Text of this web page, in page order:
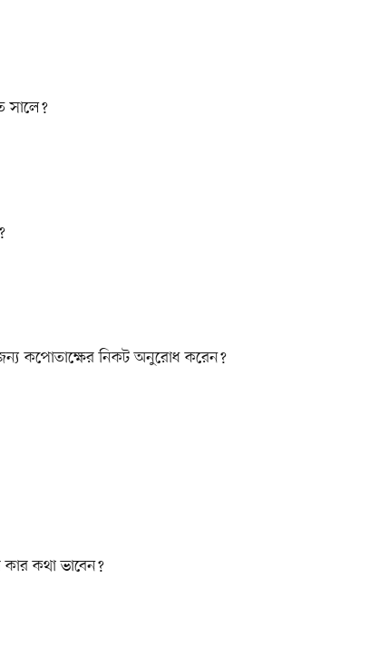
সালে?
কপোতাক্ষের নিকট অনুরোধ করেন?
কথা ভাবেন?